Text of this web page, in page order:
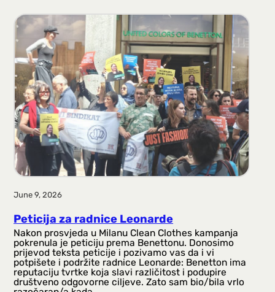
June 9, 2026
Peticija za radnice Leonarde
Nakon prosvjeda u Milanu Clean Clothes kampanja
pokrenula je peticiju prema Benettonu. Donosimo
prijevod teksta peticije i pozivamo vas da i vi
potpišete i podržite radnice Leonarde: Benetton ima
reputaciju tvrtke koja slavi različitost i podupire
društveno odgovorne ciljeve. Zato sam bio/bila vrlo